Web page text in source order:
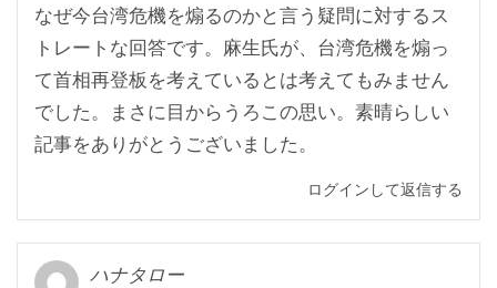
なぜ今台湾危機を煽るのかと言う疑問に対するス
トレートな回答です。麻生氏が、台湾危機を煽っ
て首相再登板を考えているとは考えてもみません
でした。まさに目からうろこの思い。素晴らしい
記事をありがとうございました。
ログインして返信する
ハナタロー